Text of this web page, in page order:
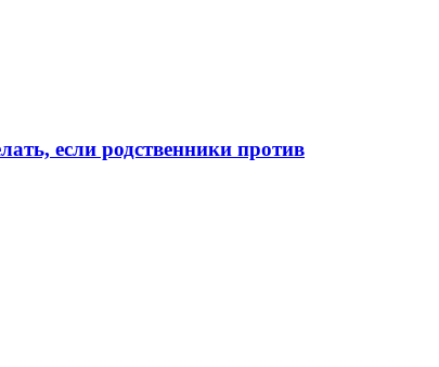
если родственники против